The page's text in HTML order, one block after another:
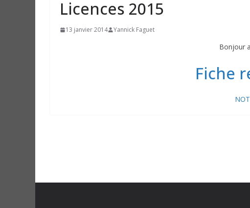
Licences 2015
13 janvier 2014 Yannick Faguet
Bonjour
Fiche